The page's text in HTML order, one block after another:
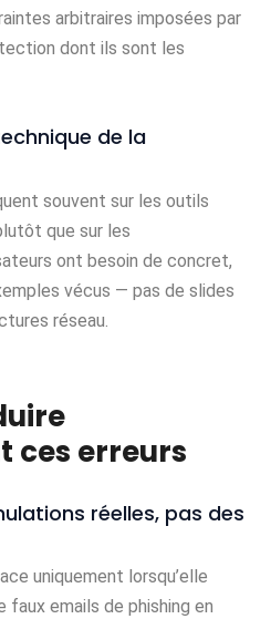
arbitraires imposées par
dont ils sont les
de la
souvent sur les outils
que sur les
ont besoin de concret,
vécus — pas de slides
réseau.
ces erreurs
réelles, pas des
uniquement lorsqu’elle
faux emails de phishing en